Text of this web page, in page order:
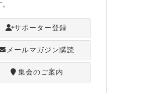
サポーター登録
メールマガジン購読
集会のご案内